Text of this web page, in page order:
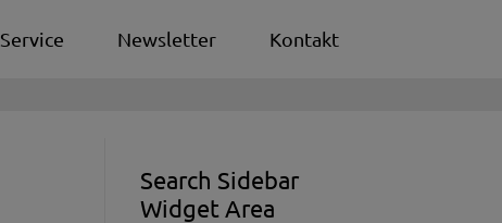
Service Newsletter Kontakt
Search Sidebar
Widget Area